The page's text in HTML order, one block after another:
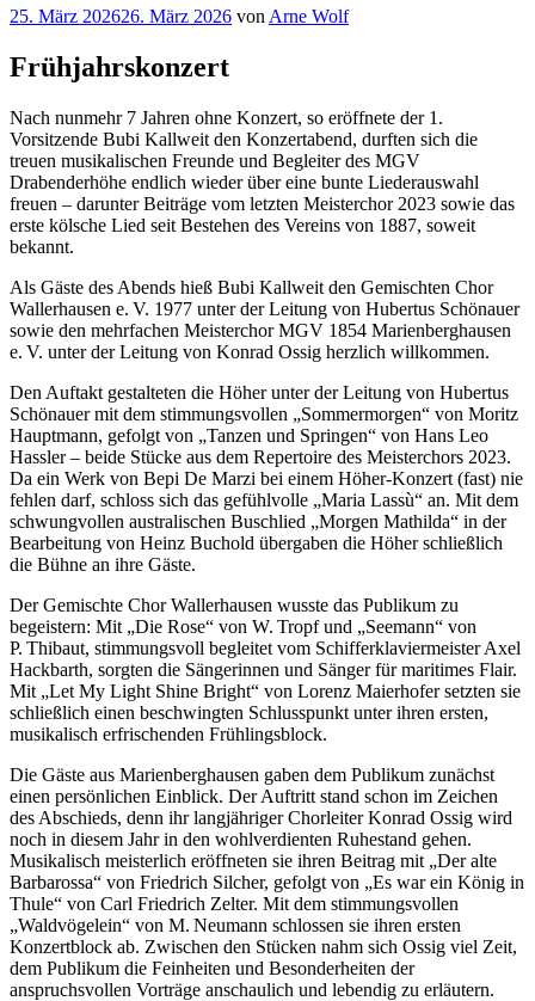
Veröffentlicht
25. März 202626. März 2026 von Arne Wolf
Frühjahrskonzert
Nach nunmehr 7 Jahren ohne Konzert, so eröffnete der 1.
Vorsitzende Bubi Kallweit den Konzertabend, durften sich die
treuen musikalischen Freunde und Begleiter des MGV
Drabenderhöhe endlich wieder über eine bunte Liederauswahl
freuen – darunter Beiträge vom letzten Meisterchor 2023 sowie das
erste kölsche Lied seit Bestehen des Vereins von 1887, soweit
bekannt.
Als Gäste des Abends hieß Bubi Kallweit den Gemischten Chor
Wallerhausen e. V. 1977 unter der Leitung von Hubertus Schönauer
sowie den mehrfachen Meisterchor MGV 1854 Marienberghausen
e. V. unter der Leitung von Konrad Ossig herzlich willkommen.
Den Auftakt gestalteten die Höher unter der Leitung von Hubertus
Schönauer mit dem stimmungsvollen „Sommermorgen“ von Moritz
Hauptmann, gefolgt von „Tanzen und Springen“ von Hans Leo
Hassler – beide Stücke aus dem Repertoire des Meisterchors 2023.
Da ein Werk von Bepi De Marzi bei einem Höher‑Konzert (fast) nie
fehlen darf, schloss sich das gefühlvolle „Maria Lassù“ an. Mit dem
schwungvollen australischen Buschlied „Morgen Mathilda“ in der
Bearbeitung von Heinz Buchold übergaben die Höher schließlich
die Bühne an ihre Gäste.
Der Gemischte Chor Wallerhausen wusste das Publikum zu
begeistern: Mit „Die Rose“ von W. Tropf und „Seemann“ von
P. Thibaut, stimmungsvoll begleitet vom Schifferklaviermeister Axel
Hackbarth, sorgten die Sängerinnen und Sänger für maritimes Flair.
Mit „Let My Light Shine Bright“ von Lorenz Maierhofer setzten sie
schließlich einen beschwingten Schlusspunkt unter ihren ersten,
musikalisch erfrischenden Frühlingsblock.
Die Gäste aus Marienberghausen gaben dem Publikum zunächst
einen persönlichen Einblick. Der Auftritt stand schon im Zeichen
des Abschieds, denn ihr langjähriger Chorleiter Konrad Ossig wird
noch in diesem Jahr in den wohlverdienten Ruhestand gehen.
Musikalisch meisterlich eröffneten sie ihren Beitrag mit „Der alte
Barbarossa“ von Friedrich Silcher, gefolgt von „Es war ein König in
Thule“ von Carl Friedrich Zelter. Mit dem stimmungsvollen
„Waldvögelein“ von M. Neumann schlossen sie ihren ersten
Konzertblock ab. Zwischen den Stücken nahm sich Ossig viel Zeit,
dem Publikum die Feinheiten und Besonderheiten der
anspruchsvollen Vorträge anschaulich und lebendig zu erläutern.